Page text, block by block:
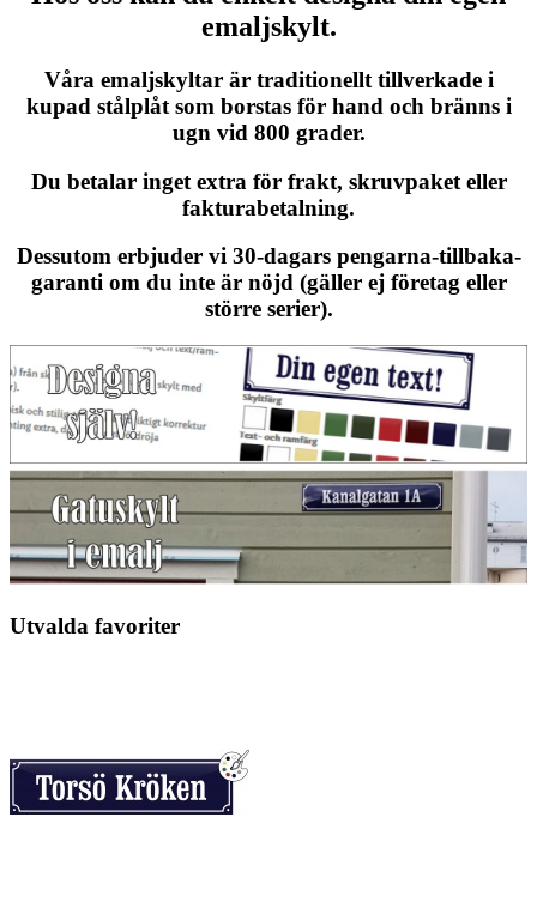
emaljskylt.
Våra emaljskyltar är traditionellt tillverkade i
kupad stålplåt som borstas för hand och bränns i
ugn vid 800 grader.
Du betalar inget extra för frakt, skruvpaket eller
fakturabetalning.
Dessutom erbjuder vi 30-dagars pengarna-tillbaka-
garanti om du inte är nöjd (gäller ej företag eller
större serier).
Utvalda favoriter